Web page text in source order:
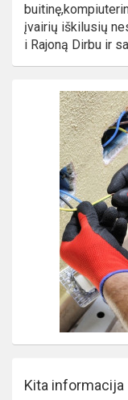
įvairių iškilusių
i Rajoną Dirbu ir
Kita informacija